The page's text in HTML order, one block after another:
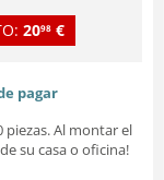
2098 €
pagar
piezas. Al montar el
su casa o oficina!